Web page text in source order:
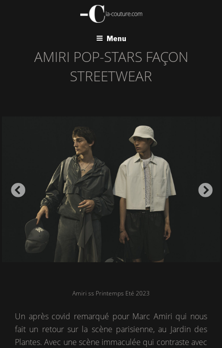
Menu
AMIRI POP-STARS FAÇON
STREETWEAR
Amiri ss Printemps Eté 2023
Un après covid remarqué pour Marc Amiri qui nous
fait un retour sur la scène parisienne, au Jardin des
Plantes. Avec une scène immaculée qui contraste avec